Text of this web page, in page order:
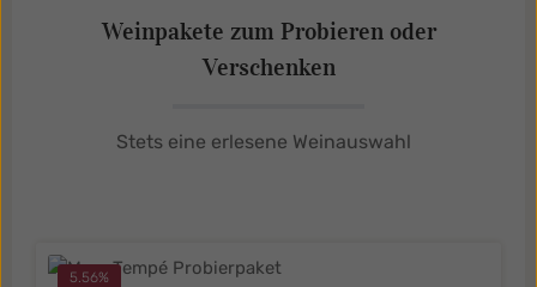
Weinpakete zum Probieren oder
Verschenken
Stets eine erlesene Weinauswahl
Produktgalerie überspringen
5.56%